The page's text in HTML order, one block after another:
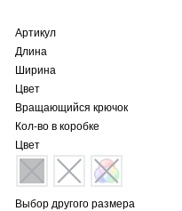
Артикул
Длина
Ширина
Цвет
Вращающийся крючок
Кол-во в коробке
Цвет
Выбор другого размера